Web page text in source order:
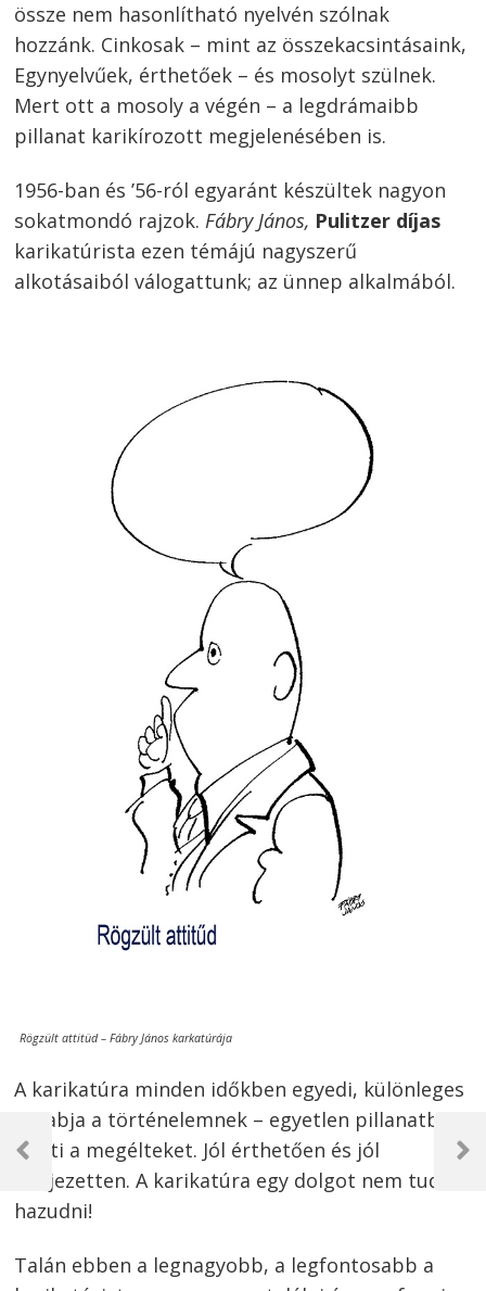
össze nem hasonlítható nyelvén szólnak
hozzánk. Cinkosak – mint az összekacsintásaink,
Egynyelvűek, érthetőek – és mosolyt szülnek.
Mert ott a mosoly a végén – a legdrámaibb
pillanat karikírozott megjelenésében is.
1956-ban és ’56-ról egyaránt készültek nagyon
sokatmondó rajzok.Fábry János, Pulitzer díjas
karikatúrista ezen témájú nagyszerű
alkotásaiból válogattunk; az ünnep alkalmából.
Rögzült attitüd – Fábry János karkatúrája
A karikatúra minden időkben egyedi, különleges
darabja a történelemnek – egyetlen pillanatba
sűríti a megélteket. Jól érthetően és jól
kifejezetten. A karikatúra egy dolgot nem tud:
hazudni!
Talán ebben a legnagyobb, a legfontosabb a
Bejegyzés
navigáció
Previous
Next
Post